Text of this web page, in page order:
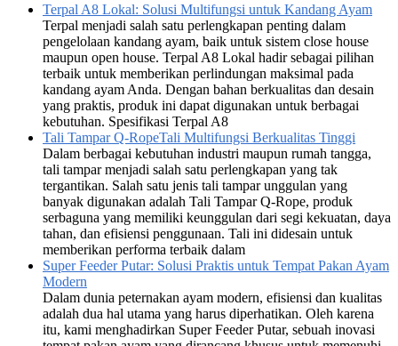
Terpal A8 Lokal: Solusi Multifungsi untuk Kandang Ayam
Terpal menjadi salah satu perlengkapan penting dalam
pengelolaan kandang ayam, baik untuk sistem close house
maupun open house. Terpal A8 Lokal hadir sebagai pilihan
terbaik untuk memberikan perlindungan maksimal pada
kandang ayam Anda. Dengan bahan berkualitas dan desain
yang praktis, produk ini dapat digunakan untuk berbagai
kebutuhan. Spesifikasi Terpal A8
Tali Tampar Q-RopeTali Multifungsi Berkualitas Tinggi
Dalam berbagai kebutuhan industri maupun rumah tangga,
tali tampar menjadi salah satu perlengkapan yang tak
tergantikan. Salah satu jenis tali tampar unggulan yang
banyak digunakan adalah Tali Tampar Q-Rope, produk
serbaguna yang memiliki keunggulan dari segi kekuatan, daya
tahan, dan efisiensi penggunaan. Tali ini didesain untuk
memberikan performa terbaik dalam
Super Feeder Putar: Solusi Praktis untuk Tempat Pakan Ayam
Modern
Dalam dunia peternakan ayam modern, efisiensi dan kualitas
adalah dua hal utama yang harus diperhatikan. Oleh karena
itu, kami menghadirkan Super Feeder Putar, sebuah inovasi